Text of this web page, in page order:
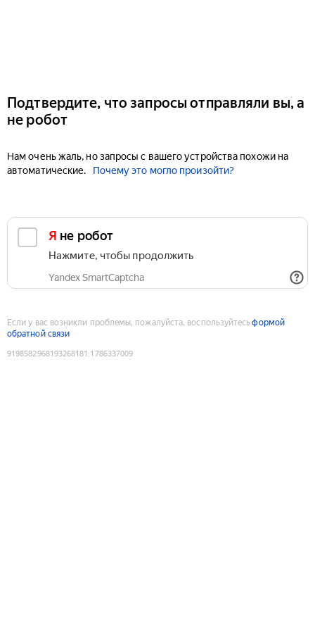
Подтвердите, что запросы отправляли вы, а
не робот
Нам очень жаль, но запросы с вашего устройства похожи на
автоматические.
Почему это могло произойти?
Я не робот
Нажмите, чтобы продолжить
Yandex SmartCaptcha
Если у вас возникли проблемы, пожалуйста, воспользуйтесьформой
обратной связи
9198582968193268181 :1786337009